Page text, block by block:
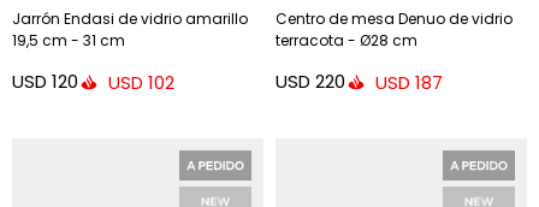
Jarrón Endasi de vidrio amarillo
19,5 cm - 31 cm
USD 120 USD 102
Centro de mesa Denuo de vidrio
terracota - Ø28 cm
USD 220 USD 187